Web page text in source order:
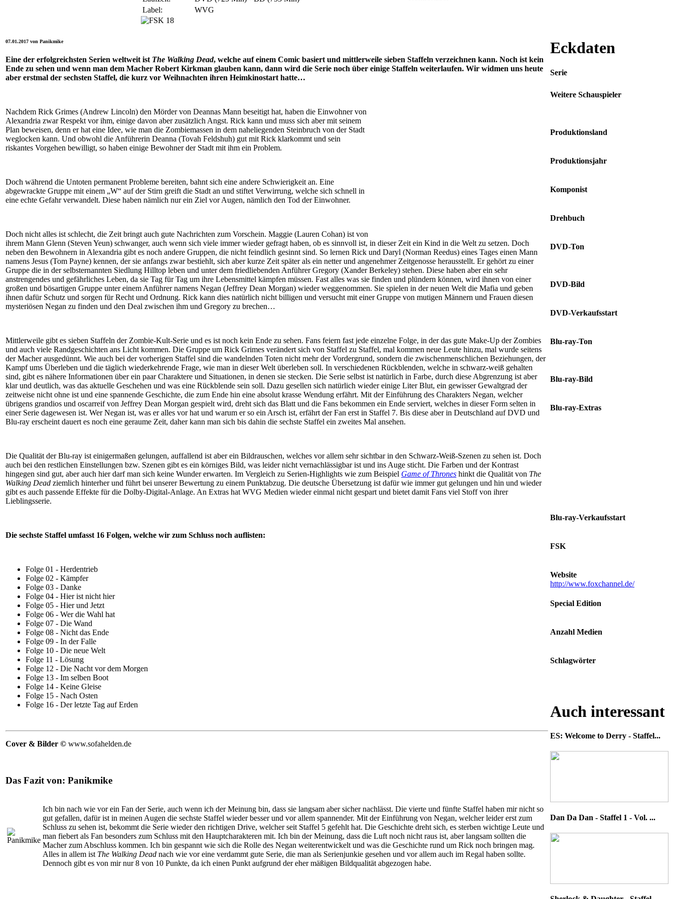
Label:
WVG
07.01.2017 von Panikmike
Eine der erfolgreichsten Serien weltweit ist The Walking Dead, welche auf einem Comic basiert und mittlerweile sieben Staffeln verzeichnen kann. Noch ist kein
Ende zu sehen und wenn man dem Macher Robert Kirkman glauben kann, dann wird die Serie noch über einige Staffeln weiterlaufen. Wir widmen uns heute
aber erstmal der sechsten Staffel, die kurz vor Weihnachten ihren Heimkinostart hatte…
Nachdem Rick Grimes (Andrew Lincoln) den Mörder von Deannas Mann beseitigt hat, haben die Einwohner von
Alexandria zwar Respekt vor ihm, einige davon aber zusätzlich Angst. Rick kann und muss sich aber mit seinem
Plan beweisen, denn er hat eine Idee, wie man die Zombiemassen in dem naheliegenden Steinbruch von der Stadt
weglocken kann. Und obwohl die Anführerin Deanna (Tovah Feldshuh) gut mit Rick klarkommt und sein
riskantes Vorgehen bewilligt, so haben einige Bewohner der Stadt mit ihm ein Problem.
Doch während die Untoten permanent Probleme bereiten, bahnt sich eine andere Schwierigkeit an. Eine
abgewrackte Gruppe mit einem „W“ auf der Stirn greift die Stadt an und stiftet Verwirrung, welche sich schnell in
eine echte Gefahr verwandelt. Diese haben nämlich nur ein Ziel vor Augen, nämlich den Tod der Einwohner.
Doch nicht alles ist schlecht, die Zeit bringt auch gute Nachrichten zum Vorschein. Maggie (Lauren Cohan) ist von
ihrem Mann Glenn (Steven Yeun) schwanger, auch wenn sich viele immer wieder gefragt haben, ob es sinnvoll ist, in dieser Zeit ein Kind in die Welt zu setzen. Doch
neben den Bewohnern in Alexandria gibt es noch andere Gruppen, die nicht feindlich gesinnt sind. So lernen Rick und Daryl (Norman Reedus) eines Tages einen Mann
namens Jesus (Tom Payne) kennen, der sie anfangs zwar bestiehlt, sich aber kurze Zeit später als ein netter und angenehmer Zeitgenosse herausstellt. Er gehört zu einer
Gruppe die in der selbsternannten Siedlung Hilltop leben und unter dem friedliebenden Anführer Gregory (Xander Berkeley) stehen. Diese haben aber ein sehr
anstrengendes und gefährliches Leben, da sie Tag für Tag um ihre Lebensmittel kämpfen müssen. Fast alles was sie finden und plündern können, wird ihnen von einer
großen und bösartigen Gruppe unter einem Anführer namens Negan (Jeffrey Dean Morgan) wieder weggenommen. Sie spielen in der neuen Welt die Mafia und geben
ihnen dafür Schutz und sorgen für Recht und Ordnung. Rick kann dies natürlich nicht billigen und versucht mit einer Gruppe von mutigen Männern und Frauen diesen
mysteriösen Negan zu finden und den Deal zwischen ihm und Gregory zu brechen…
Mittlerweile gibt es sieben Staffeln der Zombie-Kult-Serie und es ist noch kein Ende zu sehen. Fans feiern fast jede einzelne Folge, in der das gute Make-Up der Zombies
und auch viele Randgeschichten ans Licht kommen. Die Gruppe um Rick Grimes verändert sich von Staffel zu Staffel, mal kommen neue Leute hinzu, mal wurde seitens
der Macher ausgedünnt. Wie auch bei der vorherigen Staffel sind die wandelnden Toten nicht mehr der Vordergrund, sondern die zwischenmenschlichen Beziehungen, der
Kampf ums Überleben und die täglich wiederkehrende Frage, wie man in dieser Welt überleben soll. In verschiedenen Rückblenden, welche in schwarz-weiß gehalten
sind, gibt es nähere Informationen über ein paar Charaktere und Situationen, in denen sie stecken. Die Serie selbst ist natürlich in Farbe, durch diese Abgrenzung ist aber
klar und deutlich, was das aktuelle Geschehen und was eine Rückblende sein soll. Dazu gesellen sich natürlich wieder einige Liter Blut, ein gewisser Gewaltgrad der
zeitweise nicht ohne ist und eine spannende Geschichte, die zum Ende hin eine absolut krasse Wendung erfährt. Mit der Einführung des Charakters Negan, welcher
übrigens grandios und oscarreif von Jeffrey Dean Morgan gespielt wird, dreht sich das Blatt und die Fans bekommen ein Ende serviert, welches in dieser Form selten in
einer Serie dagewesen ist. Wer Negan ist, was er alles vor hat und warum er so ein Arsch ist, erfährt der Fan erst in Staffel 7. Bis diese aber in Deutschland auf DVD und
Blu-ray erscheint dauert es noch eine geraume Zeit, daher kann man sich bis dahin die sechste Staffel ein zweites Mal ansehen.
Die Qualität der Blu-ray ist einigermaßen gelungen, auffallend ist aber ein Bildrauschen, welches vor allem sehr sichtbar in den Schwarz-Weiß-Szenen zu sehen ist. Doch
auch bei den restlichen Einstellungen bzw. Szenen gibt es ein körniges Bild, was leider nicht vernachlässigbar ist und ins Auge sticht. Die Farben und der Kontrast
hingegen sind gut, aber auch hier darf man sich keine Wunder erwarten. Im Vergleich zu Serien-Highlights wie zum Beispiel Game of Thrones hinkt die Qualität von The
Walking Dead ziemlich hinterher und führt bei unserer Bewertung zu einem Punktabzug. Die deutsche Übersetzung ist dafür wie immer gut gelungen und hin und wieder
gibt es auch passende Effekte für die Dolby-Digital-Anlage. An Extras hat WVG Medien wieder einmal nicht gespart und bietet damit Fans viel Stoff von ihrer
Lieblingsserie.
Die sechste Staffel umfasst 16 Folgen, welche wir zum Schluss noch auflisten:
Folge 01 - Herdentrieb
Folge 02 - Kämpfer
Folge 03 - Danke
Folge 04 - Hier ist nicht hier
Folge 05 - Hier und Jetzt
Folge 06 - Wer die Wahl hat
Folge 07 - Die Wand
Folge 08 - Nicht das Ende
Folge 09 - In der Falle
Folge 10 - Die neue Welt
Folge 11 - Lösung
Folge 12 - Die Nacht vor dem Morgen
Folge 13 - Im selben Boot
Folge 14 - Keine Gleise
Folge 15 - Nach Osten
Folge 16 - Der letzte Tag auf Erden
Cover & Bilder © www.sofahelden.de
Das Fazit von: Panikmike
Ich bin nach wie vor ein Fan der Serie, auch wenn ich der Meinung bin, dass sie langsam aber sicher nachlässt. Die vierte und fünfte Staffel haben mir nicht so
gut gefallen, dafür ist in meinen Augen die sechste Staffel wieder besser und vor allem spannender. Mit der Einführung von Negan, welcher leider erst zum
Schluss zu sehen ist, bekommt die Serie wieder den richtigen Drive, welcher seit Staffel 5 gefehlt hat. Die Geschichte dreht sich, es sterben wichtige Leute und
man fiebert als Fan besonders zum Schluss mit den Hauptcharakteren mit. Ich bin der Meinung, dass die Luft noch nicht raus ist, aber langsam sollten die
Macher zum Abschluss kommen. Ich bin gespannt wie sich die Rolle des Negan weiterentwickelt und was die Geschichte rund um Rick noch bringen mag.
Alles in allem ist The Walking Dead nach wie vor eine verdammt gute Serie, die man als Serienjunkie gesehen und vor allem auch im Regal haben sollte.
Dennoch gibt es von mir nur 8 von 10 Punkte, da ich einen Punkt aufgrund der eher mäßigen Bildqualität abgezogen habe.
Eckdaten
Serie
Weitere Schauspieler
Produktionsland
Produktionsjahr
Komponist
Drehbuch
DVD-Ton
DVD-Bild
DVD-Verkaufsstart
Blu-ray-Ton
Blu-ray-Bild
Blu-ray-Extras
Blu-ray-Verkaufsstart
FSK
Website
http://www.foxchannel.de/
Special Edition
Anzahl Medien
Schlagwörter
Auch interessant
ES: Welcome to Derry - Staffel...
Dan Da Dan - Staffel 1 - Vol. ...